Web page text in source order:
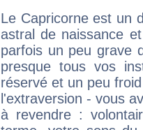
Le Capricorne est un
astral de naissance
parfois un peu grave
presque tous vos
réservé et un peu
l'extraversion - vous
à revendre :